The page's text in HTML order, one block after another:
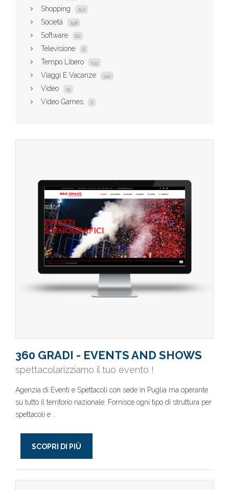
Shopping 252
Società 198
Software 82
Televisione 6
Tempo Libero 133
Viaggi E Vacanze 341
Video 15
Video Games 2
360 GRADI - EVENTS AND SHOWS
spettacolarizziamo il tuo evento !
Agenzia di Eventi e Spettacoli con sede in Puglia ma operante
su tutto il territorio nazionale. Fornisce ogni tipo di struttura per
spettacoli e ..
SCOPRI DI PIÙ